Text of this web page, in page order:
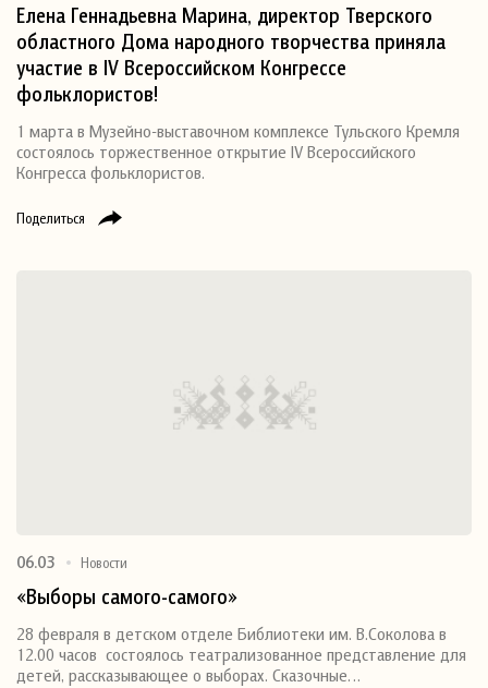
Поделиться
Елена Геннадьевна Марина, директор Тверского
областного Дома народного творчества приняла
участие в IV Всероссийском Конгрессе
фольклористов!
1 марта в Музейно-выставочном комплексе Тульского Кремля
состоялось торжественное открытие IV Всероссийского
Конгресса фольклористов.
06.03 Новости
«Выборы самого-самого»
28 февраля в детском отделе Библиотеки им. В.Соколова в
12.00 часов состоялось театрализованное представление для
детей, рассказывающее о выборах. Сказочные…